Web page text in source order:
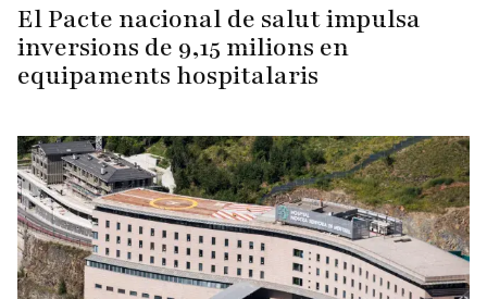
El Pacte nacional de salut impulsa
inversions de 9,15 milions en
equipaments hospitalaris